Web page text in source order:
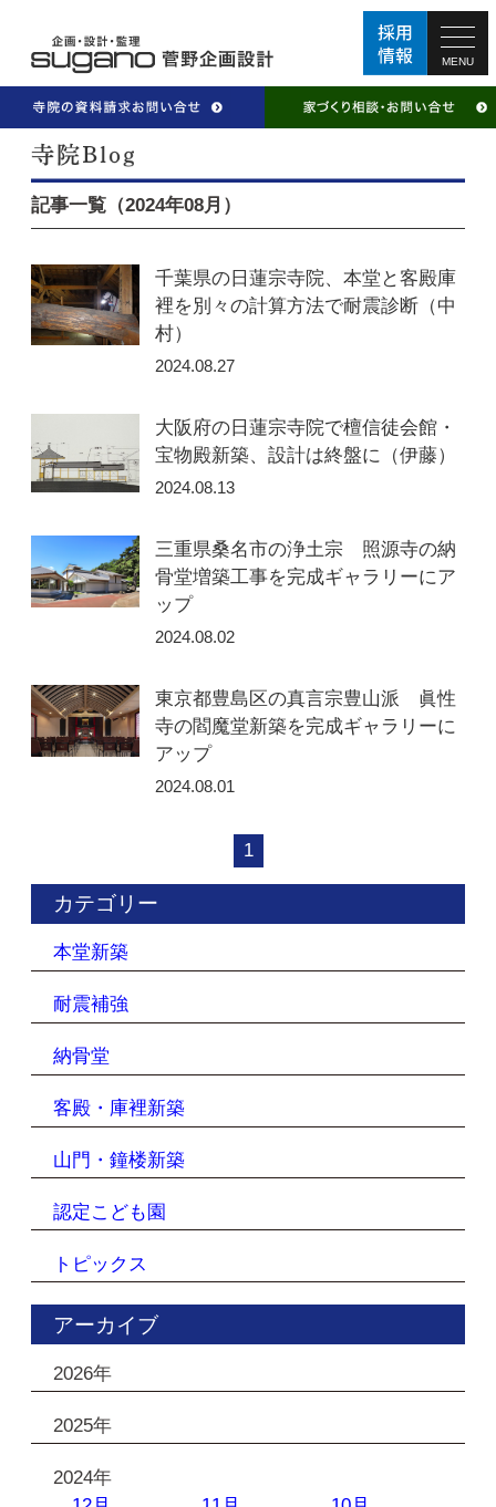
MENU
記事一覧（2024年08月）
千葉県の日蓮宗寺院、本堂と客殿庫
裡を別々の計算方法で耐震診断（中
村）
2024.08.27
大阪府の日蓮宗寺院で檀信徒会館・
宝物殿新築、設計は終盤に（伊藤）
2024.08.13
三重県桑名市の浄土宗 照源寺の納
骨堂増築工事を完成ギャラリーにア
ップ
2024.08.02
東京都豊島区の真言宗豊山派 眞性
寺の閻魔堂新築を完成ギャラリーに
アップ
2024.08.01
1
カテゴリー
本堂新築
耐震補強
納骨堂
客殿・庫裡新築
山門・鐘楼新築
認定こども園
トピックス
アーカイブ
2026年
2025年
2024年